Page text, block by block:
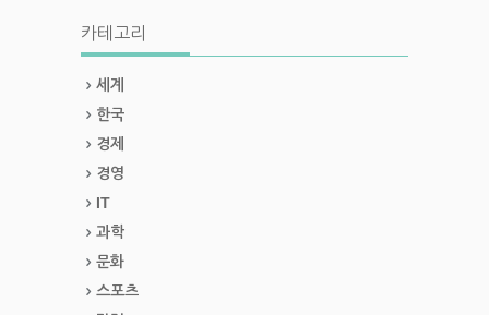
카테고리
세계
한국
경제
경영
IT
과학
문화
스포츠